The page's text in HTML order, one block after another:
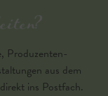
Produzenten-
aus dem
ins Postfach.